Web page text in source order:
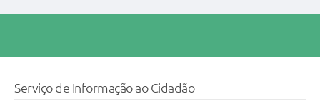
Serviço de Informação ao Cidadão